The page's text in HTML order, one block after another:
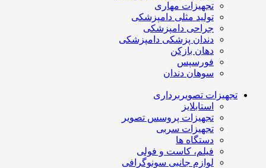
تجهیزات مهاری
تولید مثلی دامپزشکی
جراحی دامپزشکی
دندان پزشکی دامپزشکی
دهان بازکن
فورسپس
سوهان دندان
تجهیزات تصویربرداری
استابلایز
تجهیزات پروسس تصویر
تجهیزات سربی
دستگاه ها
فیلم، کاست و فولی
لوازم جانبی سونوگرافی